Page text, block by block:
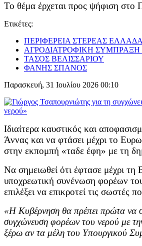
Το θέμα έρχεται προς ψήφιση στο
Ετικέτες:
ΠΕΡΙΦΕΡΕΙΑ ΣΤΕΡΕΑΣ
ΑΓΡΟΔΙΑΤΡΟΦΙΚΗ
ΤΑΣΟΣ ΒΕΛΙΣΣΑΡΙΟΥ
ΦΑΝΗΣ ΣΠΑΝΟΣ
Παρασκευή, 31 Ιουλίου 2026 00:10
Ιδιαίτερα καυστικός και
Άννας και να φτάσει μέχρι το
στην εκπομπή «ταδε έφη» με τη
Να σημειωθεί ότι έφτασε μέχρι
υποχρεωτική συνένωση φορέων
επιλέξει να επικροτεί τις σωστές
«Η Κυβέρνηση θα πρέπει πρώτα να
συγχώνευση φορέων του νερού με
ξέρω αν τα μέλη του Υπουργικού